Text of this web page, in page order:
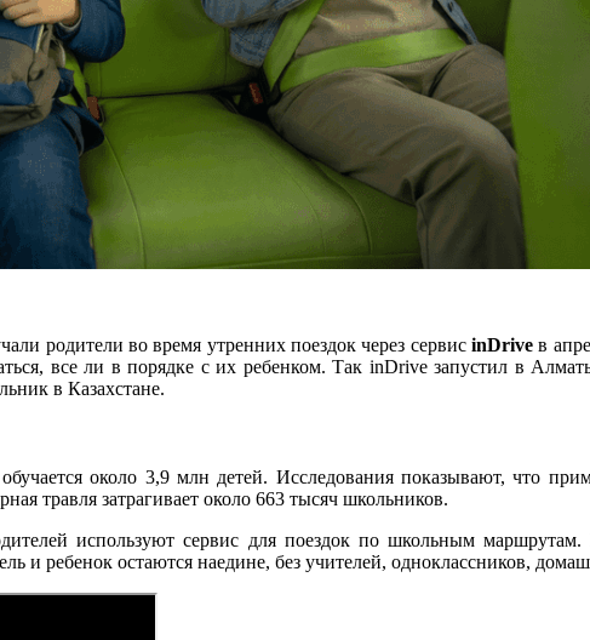
родители во время утренних поездок через сервис inDrive в
все ли в порядке с их ребенком. Так inDrive запустил в
в Казахстане.
около 3,9 млн детей. Исследования показывают, что
травля затрагивает около 663 тысяч школьников.
используют сервис для поездок по школьным
и ребенок остаются наедине, без учителей, одноклассников,